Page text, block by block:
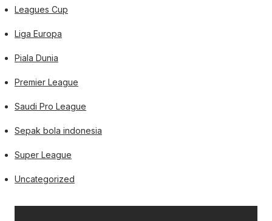
Leagues Cup
Liga Europa
Piala Dunia
Premier League
Saudi Pro League
Sepak bola indonesia
Super League
Uncategorized